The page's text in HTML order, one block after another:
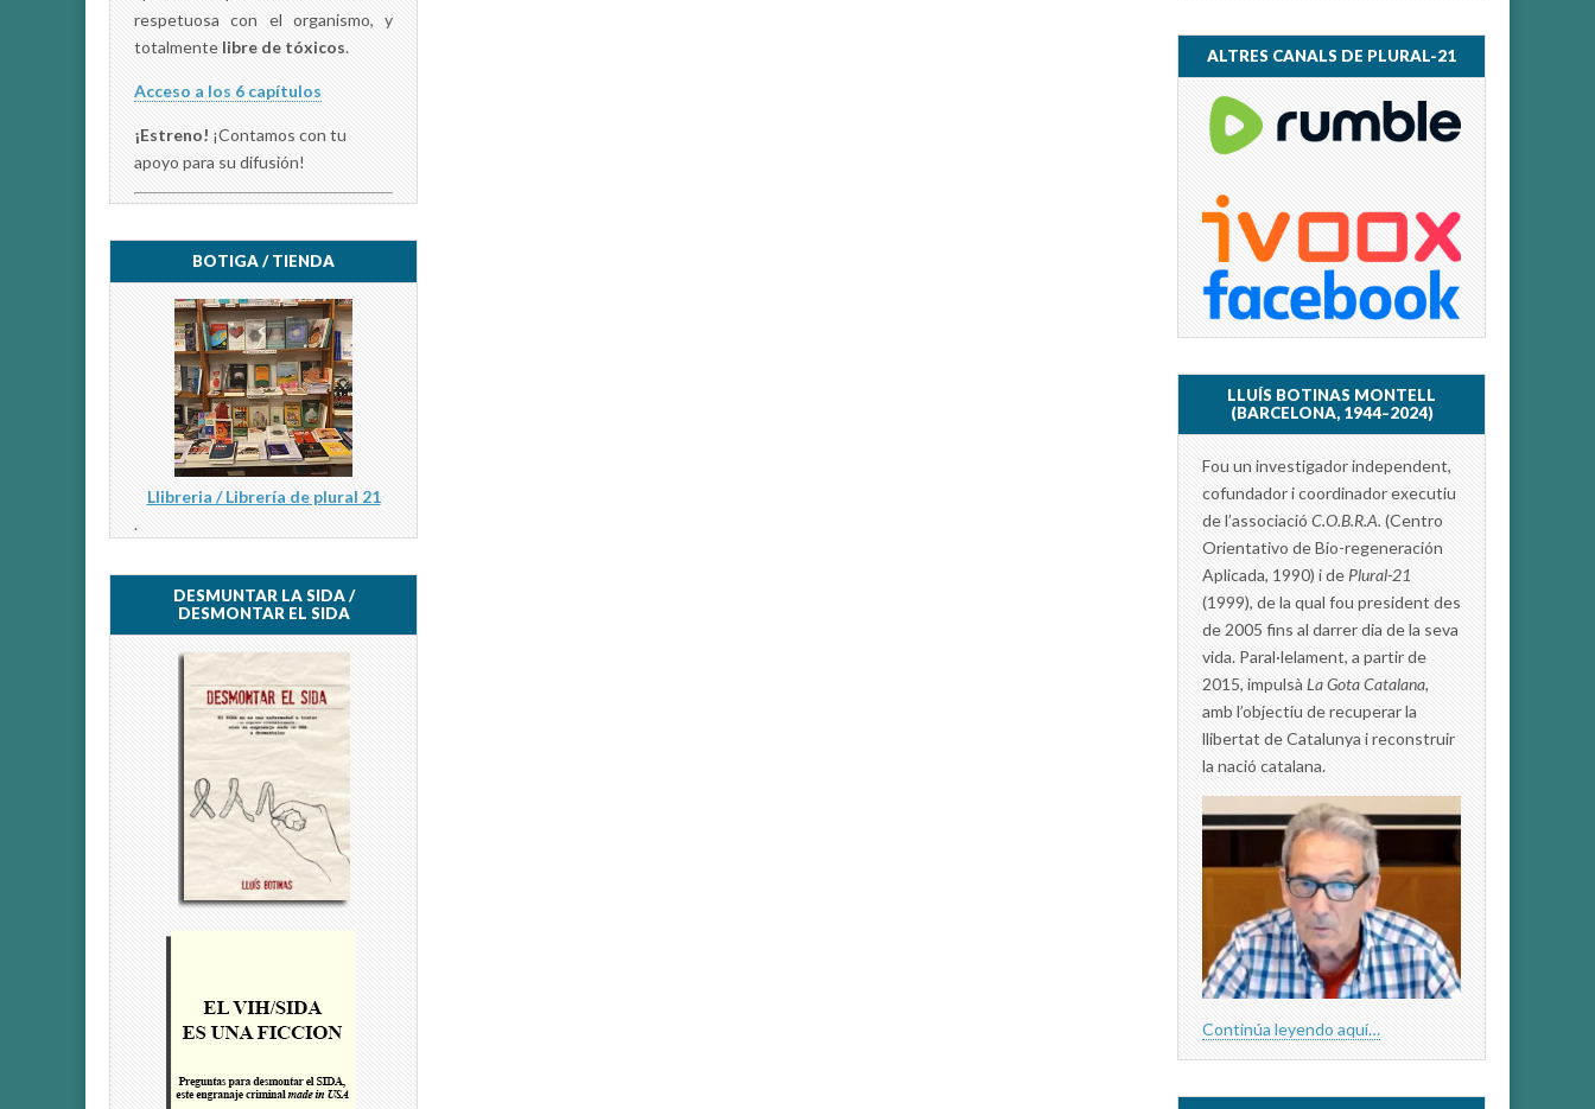
respetuosa con el organismo, y
totalmente libre de tóxicos.
Acceso a los 6 capítulos
¡Estreno! ¡Contamos con tu
apoyo para su difusión!
BOTIGA / TIENDA
Llibreria / Librería de plural 21
.
DESMUNTAR LA SIDA /
DESMONTAR EL SIDA
ALTRES CANALS DE PLURAL-21
LLUÍS BOTINAS MONTELL
(BARCELONA, 1944–2024)
Fou un investigador independent,
cofundador i coordinador executiu
de l’associació C.O.B.R.A. (Centro
Orientativo de Bio-regeneración
Aplicada, 1990) i de Plural-21
(1999), de la qual fou president des
de 2005 fins al darrer dia de la seva
vida. Paral·lelament, a partir de
2015, impulsà La Gota Catalana,
amb l’objectiu de recuperar la
llibertat de Catalunya i reconstruir
la nació catalana.
Continúa leyendo aquí…